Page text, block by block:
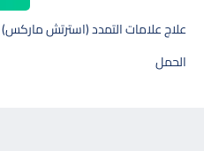
علاج علامات التمدد (استرتش ماركس)
الحمل